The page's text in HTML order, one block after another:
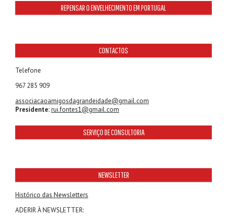
REPENSAR O ENVELHECIMENTO EM PORTUGAL
CONTACTOS
Telefone
967 285 909
associacaoamigosdagrandeidade@gmail.com
Presidente:rui.fontes1@gmail.com
SERVIÇO DE CONSULTORIA
NEWSLETTER
Histórico das Newsletters
ADERIR À NEWSLETTER: